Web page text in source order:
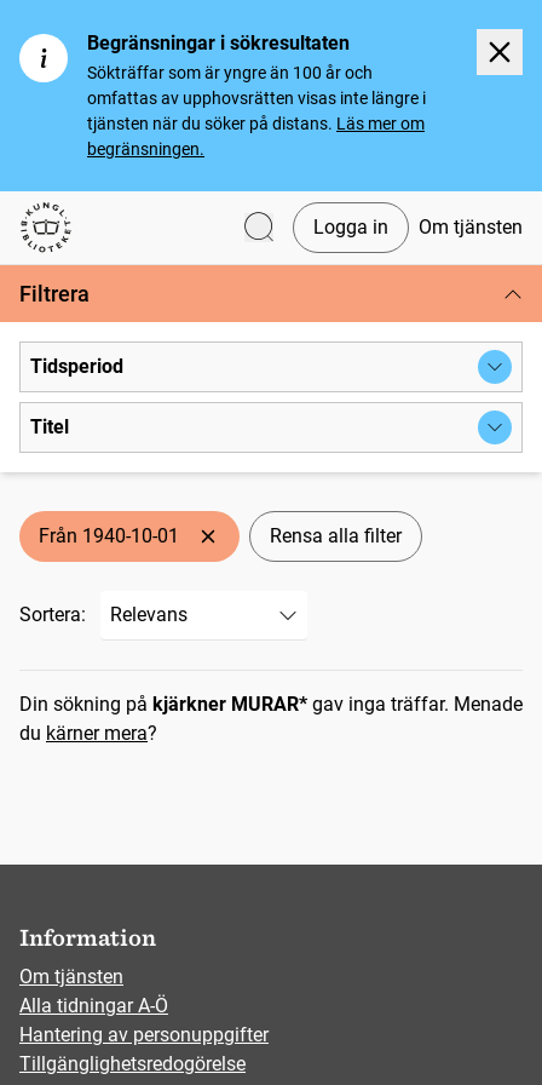
Begränsningar i sökresultaten
Sökträffar som är yngre än 100 år och
omfattas av upphovsrätten visas inte längre i
tjänsten när du söker på distans. Läs mer om
begränsningen.
Svenska tidningar
Logga in Om tjänsten
Filtrera
Tidsperiod
Titel
Från 1940-10-01 Rensa alla filter
Sortera:
Sökresultat
Din sökning på kjärkner MURAR* gav inga träffar. Menade
du kärner mera?
Information
Om tjänsten
Alla tidningar A-Ö
Hantering av personuppgifter
Tillgänglighetsredogörelse